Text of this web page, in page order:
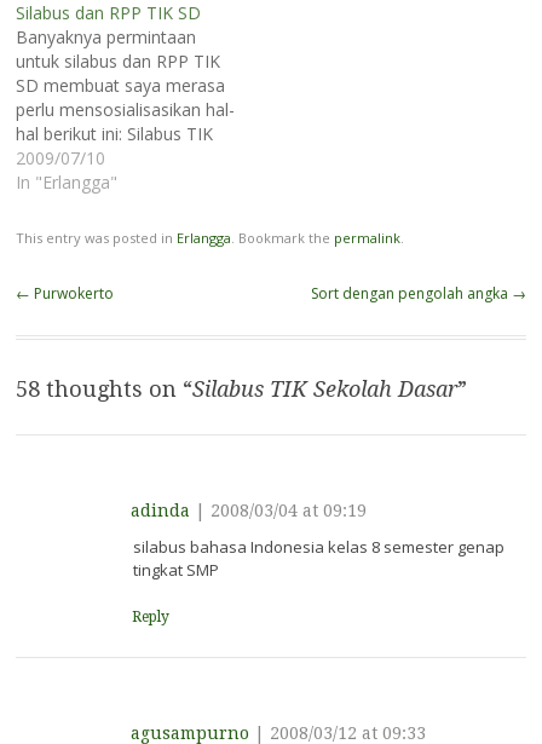
2 SD pada kategori silabus
TIK SD untuk kurikulum
baru. Saya tidak…
Silabus dan RPP TIK SD
Banyaknya permintaan
untuk silabus dan RPP TIK
SD membuat saya merasa
perlu mensosialisasikan hal-
hal berikut ini: Silabus TIK
SD (KBK) dari penerbit
Erlangga, dapat Anda
(KTSP) dari penerbit
Erlangga, dapat Anda
juga bisa Anda unduh di
2009/07/10
In "Erlangga"
This entry was posted in Erlangga. Bookmark the permalink.
Post
← Purwokerto Sort dengan pengolah angka →
58 thoughts on “Silabus TIK Sekolah Dasar”
adinda 2008/03/04 at 09:19
silabus bahasa Indonesia kelas 8 semester genap
tingkat SMP
Reply
agusampurno 2008/03/12 at 09:33